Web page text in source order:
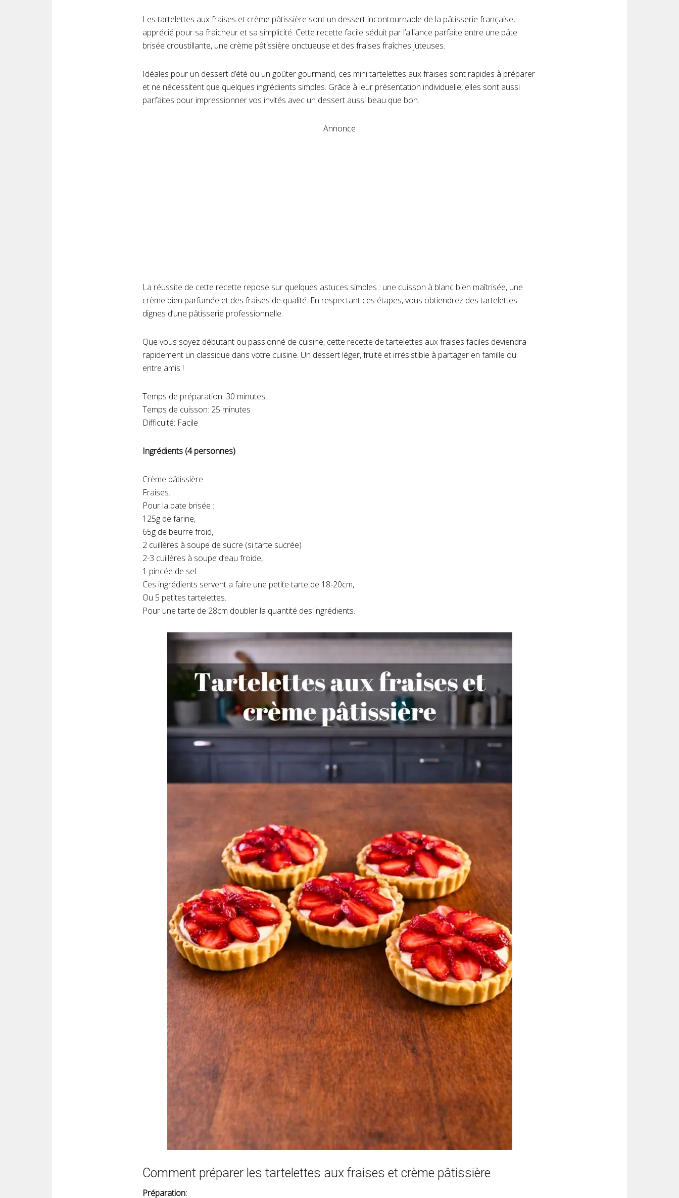
Les tartelettes aux fraises et crème pâtissière sont un dessert incontournable de la pâtisserie française,
apprécié pour sa fraîcheur et sa simplicité. Cette recette facile séduit par l’alliance parfaite entre une pâte
brisée croustillante, une crème pâtissière onctueuse et des fraises fraîches juteuses.
Idéales pour un dessert d’été ou un goûter gourmand, ces mini tartelettes aux fraises sont rapides à préparer
et ne nécessitent que quelques ingrédients simples. Grâce à leur présentation individuelle, elles sont aussi
parfaites pour impressionner vos invités avec un dessert aussi beau que bon.
Annonce
La réussite de cette recette repose sur quelques astuces simples : une cuisson à blanc bien maîtrisée, une
crème bien parfumée et des fraises de qualité. En respectant ces étapes, vous obtiendrez des tartelettes
dignes d’une pâtisserie professionnelle.
Que vous soyez débutant ou passionné de cuisine, cette recette de tartelettes aux fraises faciles deviendra
rapidement un classique dans votre cuisine. Un dessert léger, fruité et irrésistible à partager en famille ou
entre amis !
Temps de préparation: 30 minutes
Temps de cuisson: 25 minutes
Difficulté: Facile
Ingrédients (4 personnes)
Crème pâtissière
Fraises.
Pour la pate brisée :
125g de farine,
65g de beurre froid,
2 cuillères à soupe de sucre (si tarte sucrée)
2-3 cuillères à soupe d’eau froide,
1 pincée de sel.
Ces ingrédients servent a faire une petite tarte de 18-20cm,
Ou 5 petites tartelettes.
Pour une tarte de 28cm doubler la quantité des ingrédients.
Comment préparer les tartelettes aux fraises et crème pâtissière
Préparation: